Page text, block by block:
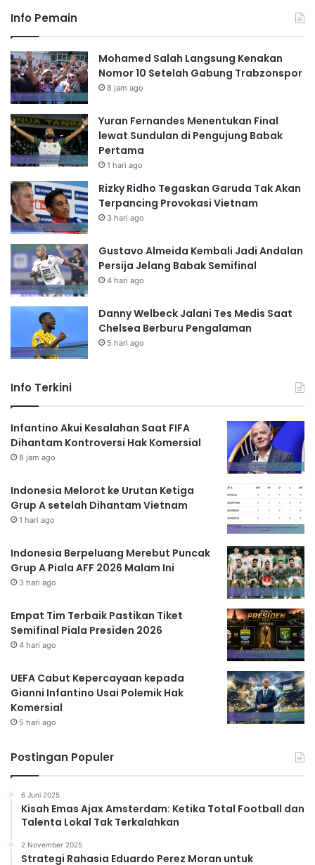
Info Pemain
Mohamed Salah Langsung Kenakan
Nomor 10 Setelah Gabung Trabzonspor
8 jam ago
Yuran Fernandes Menentukan Final
lewat Sundulan di Pengujung Babak
Pertama
1 hari ago
Rizky Ridho Tegaskan Garuda Tak Akan
Terpancing Provokasi Vietnam
3 hari ago
Gustavo Almeida Kembali Jadi Andalan
Persija Jelang Babak Semifinal
4 hari ago
Danny Welbeck Jalani Tes Medis Saat
Chelsea Berburu Pengalaman
5 hari ago
Info Terkini
Infantino Akui Kesalahan Saat FIFA
Dihantam Kontroversi Hak Komersial
8 jam ago
Indonesia Melorot ke Urutan Ketiga
Grup A setelah Dihantam Vietnam
1 hari ago
Indonesia Berpeluang Merebut Puncak
Grup A Piala AFF 2026 Malam Ini
3 hari ago
Empat Tim Terbaik Pastikan Tiket
Semifinal Piala Presiden 2026
4 hari ago
UEFA Cabut Kepercayaan kepada
Gianni Infantino Usai Polemik Hak
Komersial
5 hari ago
Postingan Populer
6 Juni 2025
Kisah Emas Ajax Amsterdam: Ketika Total Football dan
Talenta Lokal Tak Terkalahkan
2 November 2025
Strategi Rahasia Eduardo Perez Moran untuk